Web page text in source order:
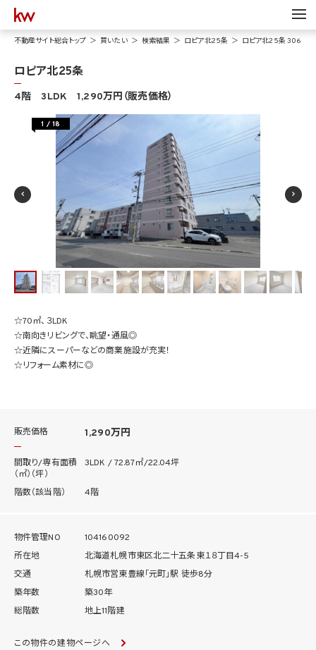
不動産サイト総合トップ 買いたい 検索結果 ロピア北25条 ロピア北25条 306
ロピア北25条
4階 3LDK 1,290万円（販売価格）
1 /18
☆70㎡、３LDK
☆南向きリビングで、眺望・通風◎
☆近隣にスーパーなどの商業施設が充実！
☆リフォーム素材に◎
販売価格 1,290万円
間取り/専有面積
（㎡）（坪）
3LDK / 72.87㎡/22.04坪
階数（該当階） 4階
物件管理NO
104160092
所在地
北海道札幌市東区北二十五条東１８丁目4-5
交通
札幌市営東豊線「元町」駅 徒歩8分
築年数
築30年
総階数
地上11階建
この物件の建物ページへ